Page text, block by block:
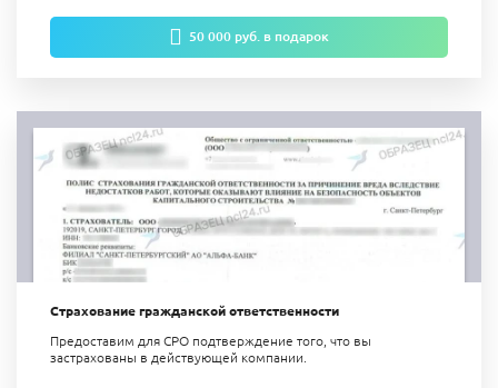
50 000 руб. в подарок
Страхование гражданской ответственности
Предоставим для СРО подтверждение того, что вы
застрахованы в действующей компании.